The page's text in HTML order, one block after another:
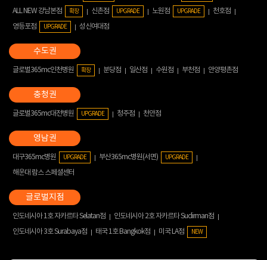
ALL NEW 강남본점 확장 신촌점 UPGRADE 노원점 UPGRADE
천호점
영등포점
UPGRADE 성신여대점
글로벌365mc인천병원 확장 분당점 일산점 수원점 부천점 안양평촌점
글로벌365mc대전병원 UPGRADE 청주점 천안점
대구365mc병원 UPGRADE 부산365mc병원(서면) UPGRADE
해운대 람스 스페셜센터
인도네시아 1호 자카르타 Selatan점
인도네시아 2호 자카르타 Sudirman점
인도네시아 3호 Surabaya점
태국 1호 Bangkok점 미국 LA점 NEW